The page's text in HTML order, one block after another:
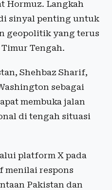
Hormuz. Langkah
sinyal penting untuk
geopolitik yang terus
Tengah.
Shehbaz Sharif,
sebagai
membuka jalan
di tengah situasi
platform X pada
menilai respons
Pakistan dan